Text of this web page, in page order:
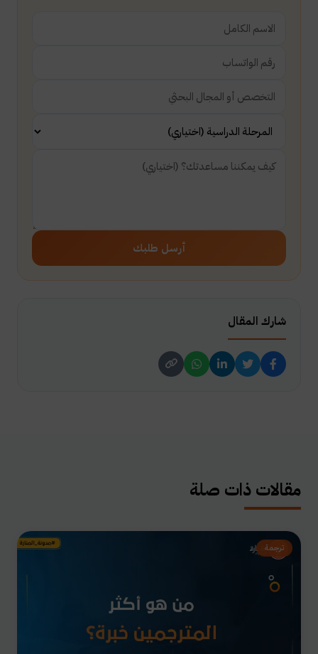
أرسل طلبك
شارك المقال
مقالات ذات صلة
ترجمة